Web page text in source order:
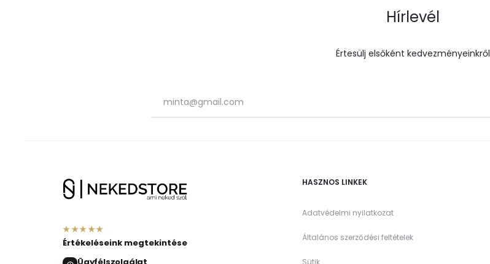
Hírlevél
Értesülj elsőként kedvezményeinkről
★★★★★
Értékeléseink megtekintése
HASZNOS LINKEK
Adatvédelmi nyilatkozat
Általános szerződési feltételek